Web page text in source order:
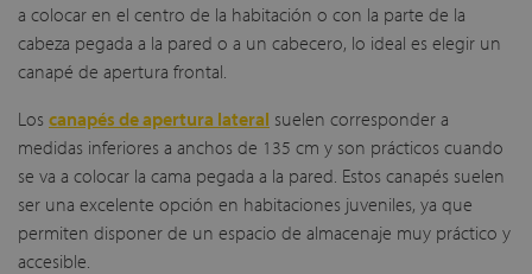
a colocar en el centro de la habitación o con la parte de la
cabeza pegada a la pared o a un cabecero, lo ideal es elegir un
canapé de apertura frontal.
Los canapés de apertura lateral suelen corresponder a
medidas inferiores a anchos de 135 cm y son prácticos cuando
se va a colocar la cama pegada a la pared. Estos canapés suelen
ser una excelente opción en habitaciones juveniles, ya que
permiten disponer de un espacio de almacenaje muy práctico y
accesible.